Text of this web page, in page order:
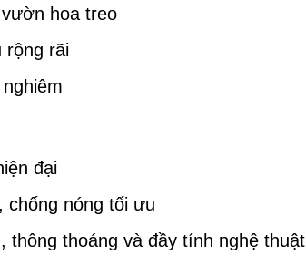
hoa treo
rộng rãi
đại
chống nóng tối ưu
thông thoáng và đầy tính nghệ thuật